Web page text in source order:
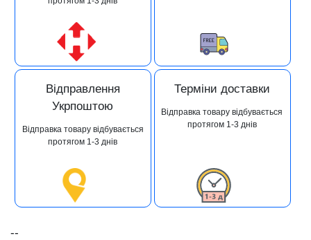
Відправлення
Укрпоштою
Відправка товару відбувається
протягом 1-3 днів
Терміни доставки
Відправка товару відбувається
протягом 1-3 днів
--